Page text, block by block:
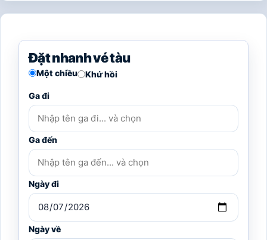
Đặt nhanh vé tàu
Một chiều Khứ hồi
Ga đi
Ga đến
Ngày đi
Ngày về